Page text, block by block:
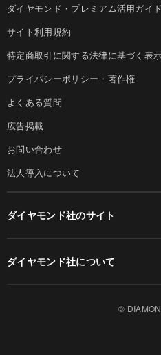
ダイヤモンド・プレミアム活用ガイド
サイト利用規約
特定商取引に関する法律に基づく表
プライバシーポリシー・著作権
よくある質問
広告掲載
お問い合わせ
法人導入について
ダイヤモンド社のサイト
ダイヤモンド社について
©